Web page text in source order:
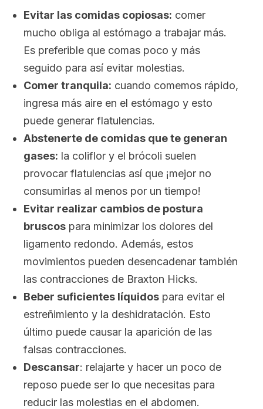
Evitar las comidas copiosas: comer
mucho obliga al estómago a trabajar más.
Es preferible que comas poco y más
seguido para así evitar molestias.
Comer tranquila: cuando comemos rápido,
ingresa más aire en el estómago y esto
puede generar flatulencias.
Abstenerte de comidas que te generan
gases: la coliflor y el brócoli suelen
provocar flatulencias así que ¡mejor no
consumirlas al menos por un tiempo!
Evitar realizar cambios de postura
bruscos para minimizar los dolores del
ligamento redondo. Además, estos
movimientos pueden desencadenar también
las contracciones de Braxton Hicks.
Beber suficientes líquidos para evitar el
estreñimiento y la deshidratación. Esto
último puede causar la aparición de las
falsas contracciones.
Descansar: relajarte y hacer un poco de
reposo puede ser lo que necesitas para
reducir las molestias en el abdomen.